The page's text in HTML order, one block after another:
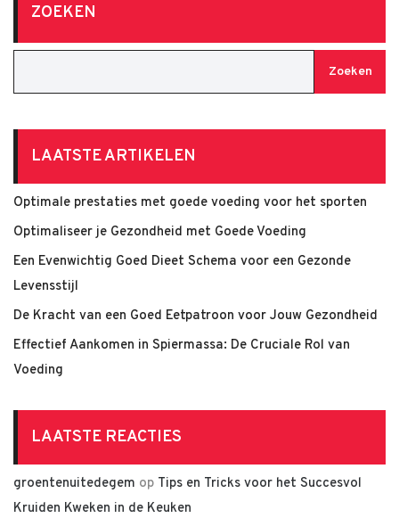
ZOEKEN
Zoeken
LAATSTE ARTIKELEN
Optimale prestaties met goede voeding voor het sporten
Optimaliseer je Gezondheid met Goede Voeding
Een Evenwichtig Goed Dieet Schema voor een Gezonde
Levensstijl
De Kracht van een Goed Eetpatroon voor Jouw Gezondheid
Effectief Aankomen in Spiermassa: De Cruciale Rol van
Voeding
LAATSTE REACTIES
groentenuitedegem op Tips en Tricks voor het Succesvol
Kruiden Kweken in de Keuken